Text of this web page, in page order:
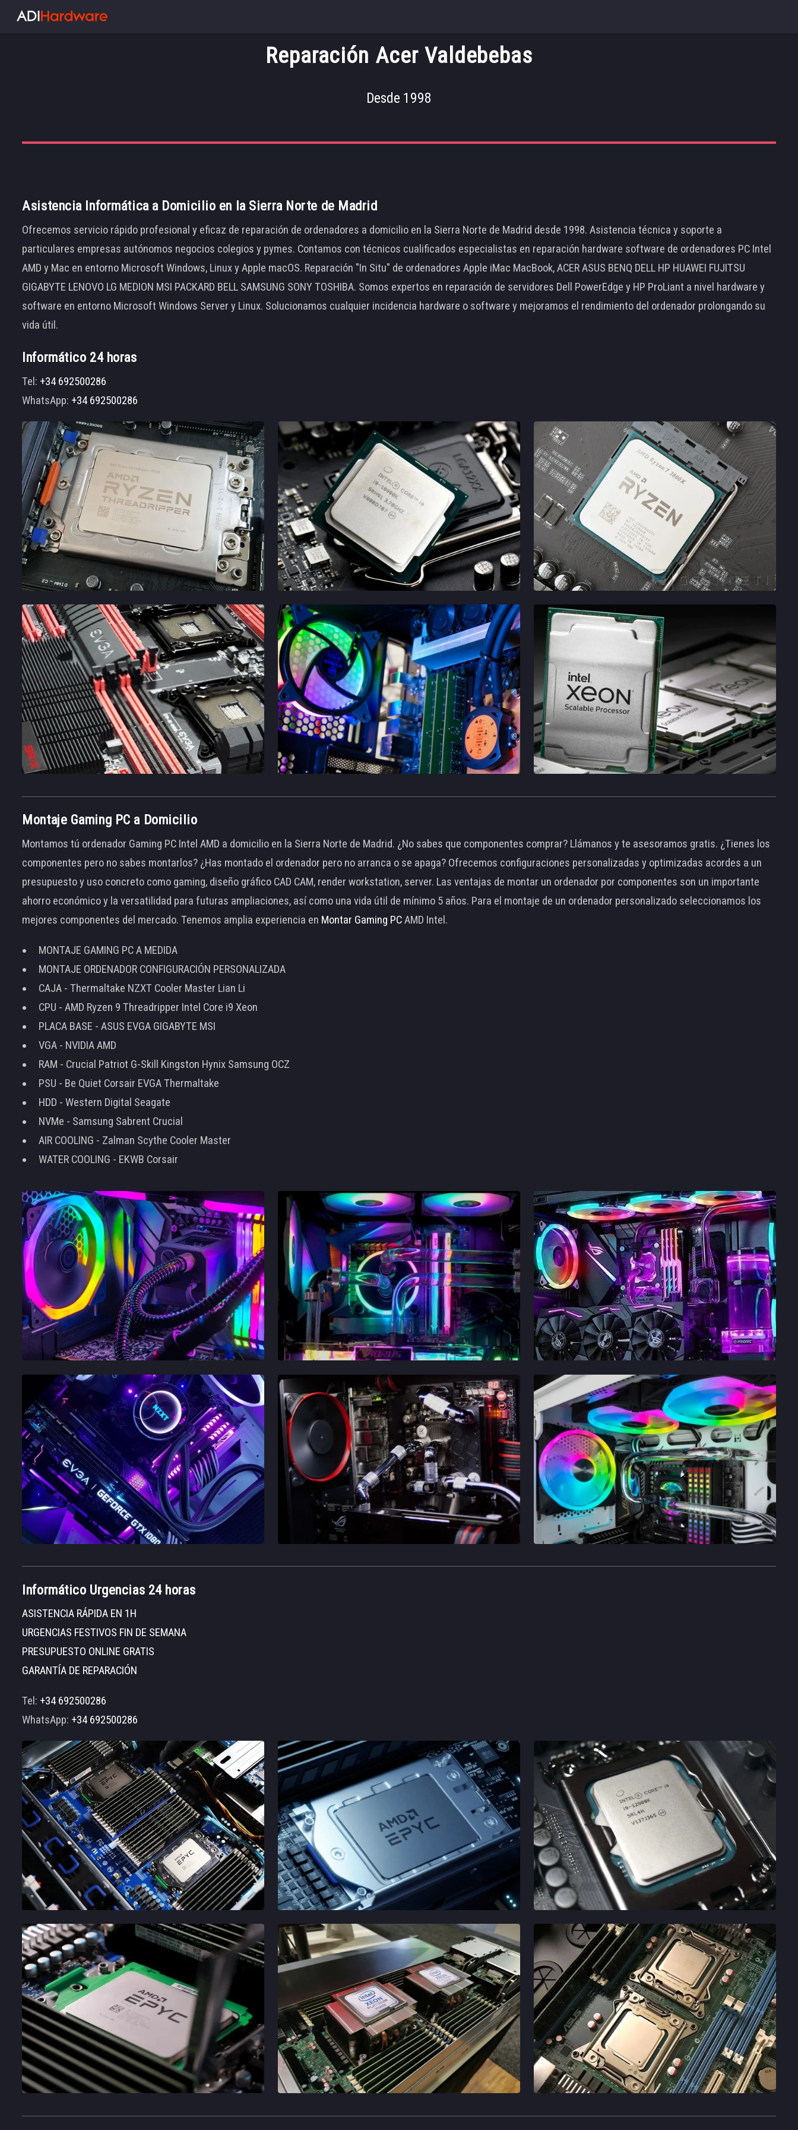
Reparación Acer Valdebebas
Desde 1998
Asistencia Informática a Domicilio en la Sierra Norte de Madrid
Ofrecemos servicio rápido profesional y eficaz de reparación de ordenadores a domicilio en la Sierra Norte de Madrid desde 1998. Asistencia técnica y soporte a
particulares empresas autónomos negocios colegios y pymes. Contamos con técnicos cualificados especialistas en reparación hardware software de ordenadores PC Intel
AMD y Mac en entorno Microsoft Windows, Linux y Apple macOS. Reparación "In Situ" de ordenadores Apple iMac MacBook, ACER ASUS BENQ DELL HP HUAWEI FUJITSU
GIGABYTE LENOVO LG MEDION MSI PACKARD BELL SAMSUNG SONY TOSHIBA. Somos expertos en reparación de servidores Dell PowerEdge y HP ProLiant a nivel hardware y
software en entorno Microsoft Windows Server y Linux. Solucionamos cualquier incidencia hardware o software y mejoramos el rendimiento del ordenador prolongando su
vida útil.
Informático 24 horas
Tel: +34 692500286
WhatsApp: +34 692500286
Montaje Gaming PC a Domicilio
Montamos tú ordenador Gaming PC Intel AMD a domicilio en la Sierra Norte de Madrid. ¿No sabes que componentes comprar? Llámanos y te asesoramos gratis. ¿Tienes los
componentes pero no sabes montarlos? ¿Has montado el ordenador pero no arranca o se apaga? Ofrecemos configuraciones personalizadas y optimizadas acordes a un
presupuesto y uso concreto como gaming, diseño gráfico CAD CAM, render workstation, server. Las ventajas de montar un ordenador por componentes son un importante
ahorro económico y la versatilidad para futuras ampliaciones, así como una vida útil de mínimo 5 años. Para el montaje de un ordenador personalizado seleccionamos los
mejores componentes del mercado. Tenemos amplia experiencia en Montar Gaming PCAMD Intel.
MONTAJE GAMING PC A MEDIDA
MONTAJE ORDENADOR CONFIGURACIÓN PERSONALIZADA
CAJA - Thermaltake NZXT Cooler Master Lian Li
CPU - AMD Ryzen 9 Threadripper Intel Core i9 Xeon
PLACA BASE - ASUS EVGA GIGABYTE MSI
VGA - NVIDIA AMD
RAM - Crucial Patriot G-Skill Kingston Hynix Samsung OCZ
PSU - Be Quiet Corsair EVGA Thermaltake
HDD - Western Digital Seagate
NVMe - Samsung Sabrent Crucial
AIR COOLING - Zalman Scythe Cooler Master
WATER COOLING - EKWB Corsair
Informático Urgencias 24 horas
ASISTENCIA RÁPIDA EN 1H
URGENCIAS FESTIVOS FIN DE SEMANA
PRESUPUESTO ONLINE GRATIS
GARANTÍA DE REPARACIÓN
Tel: +34 692500286
WhatsApp: +34 692500286